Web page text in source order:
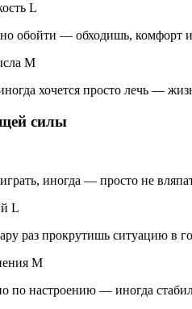
L
обойти — обходишь, комфорт и
M
хочется просто лечь —
силы
иногда — просто не
L
раз прокрутишь ситуацию в
M
по настроению — иногда